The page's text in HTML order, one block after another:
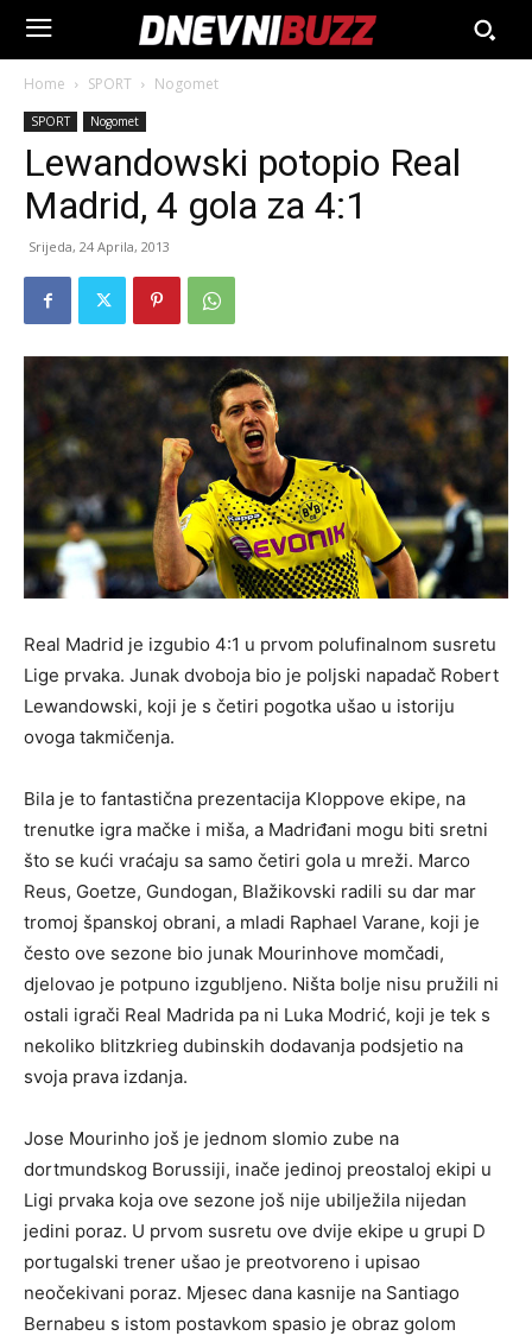
Home SPORT Nogomet
SPORT Nogomet
Lewandowski potopio Real
Madrid, 4 gola za 4:1
Srijeda, 24 Aprila, 2013
Real Madrid je izgubio 4:1 u prvom polufinalnom susretu
Lige prvaka. Junak dvoboja bio je poljski napadač Robert
Lewandowski, koji je s četiri pogotka ušao u istoriju
ovoga takmičenja.
Bila je to fantastična prezentacija Kloppove ekipe, na
trenutke igra mačke i miša, a Madriđani mogu biti sretni
što se kući vraćaju sa samo četiri gola u mreži. Marco
Reus, Goetze, Gundogan, Blažikovski radili su dar mar
tromoj španskoj obrani, a mladi Raphael Varane, koji je
često ove sezone bio junak Mourinhove momčadi,
djelovao je potpuno izgubljeno. Ništa bolje nisu pružili ni
ostali igrači Real Madrida pa ni Luka Modrić, koji je tek s
nekoliko blitzkrieg dubinskih dodavanja podsjetio na
svoja prava izdanja.
Jose Mourinho još je jednom slomio zube na
dortmundskog Borussiji, inače jedinoj preostaloj ekipi u
Ligi prvaka koja ove sezone još nije ubilježila nijedan
jedini poraz. U prvom susretu ove dvije ekipe u grupi D
portugalski trener ušao je preotvoreno i upisao
neočekivani poraz. Mjesec dana kasnije na Santiago
Bernabeu s istom postavkom spasio je obraz golom